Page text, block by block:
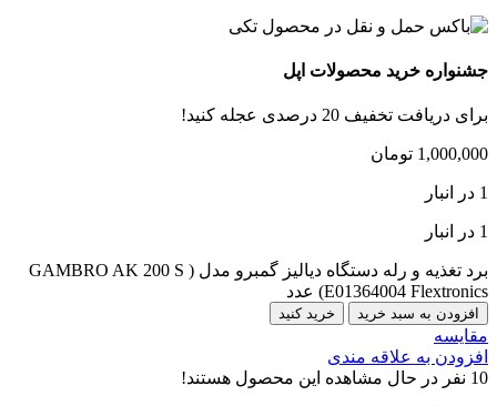
جشنواره خرید محصولات اپل
برای دریافت تخفیف 20 درصدی عجله کنید!
1,000,000 تومان
1 در انبار
1 در انبار
برد تغذیه و رله دستگاه دیالیز گمبرو مدل ( GAMBRO AK 200 S
E01364004 Flextronics) عدد
افزودن به سبد خرید خرید کنید
مقایسه
افزودن به علاقه مندی
10 نفر در حال مشاهده این محصول هستند!